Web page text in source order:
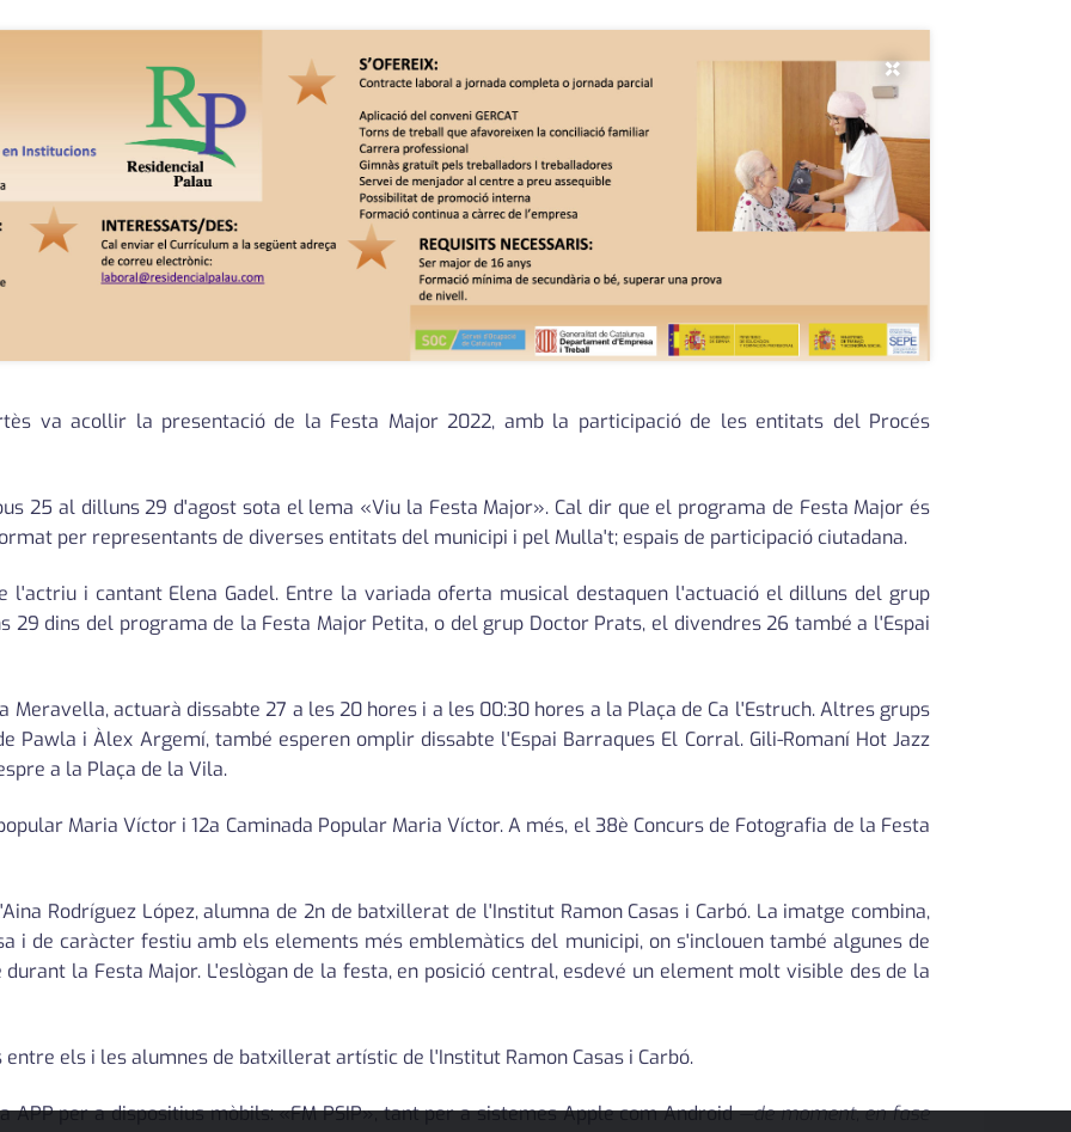
×
va acollir la presentació de la Festa Major 2022, amb la participació de les entitats del Procés
25 al dilluns 29 d'agost sota el lema «Viu la Festa Major». Cal dir que el programa de Festa Major és
per representants de diverses entitats del municipi i pel Mulla't; espais de participació ciutadana.
l'actriu i cantant Elena Gadel. Entre la variada oferta musical destaquen l'actuació el dilluns del grup
29 dins del programa de la Festa Major Petita, o del grup Doctor Prats, el divendres 26 també a l'Espai
Meravella, actuarà dissabte 27 a les 20 hores i a les 00:30 hores a la Plaça de Ca l'Estruch. Altres grups
Pawla i Àlex Argemí, també esperen omplir dissabte l'Espai Barraques El Corral. Gili-Romaní Hot Jazz
a la Plaça de la Vila.
Maria Víctor i 12a Caminada Popular Maria Víctor. A més, el 38è Concurs de Fotografia de la Festa
Rodríguez López, alumna de 2n de batxillerat de l'Institut Ramon Casas i Carbó. La imatge combina,
i de caràcter festiu amb els elements més emblemàtics del municipi, on s'inclouen també algunes de
la Festa Major. L'eslògan de la festa, en posició central, esdevé un element molt visible des de la
els i les alumnes de batxillerat artístic de l'Institut Ramon Casas i Carbó.
APP per a dispositius mòbils: «FM PSIP», tant per a sistemes Apple com Android—de moment, en fase